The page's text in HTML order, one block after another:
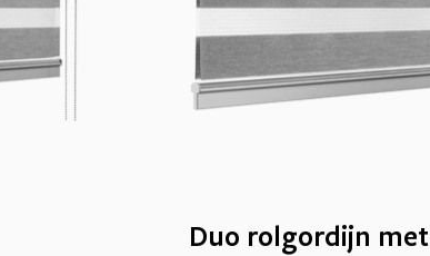
Duo rolgordijn met